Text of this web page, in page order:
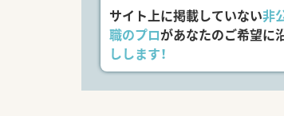
サイト上に掲載していない非
職のプロがあなたのご希望に
しします！